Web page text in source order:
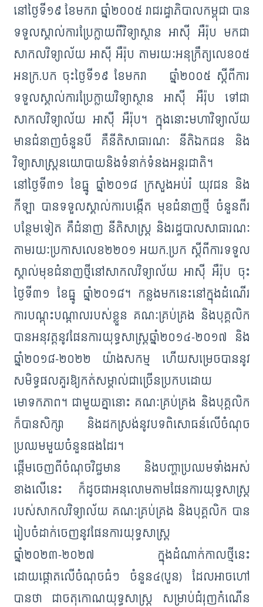
នៅថ្ងៃទី១៩ ខែមករា ឆ្នាំ២០០៥ រាជរដ្ឋាភិបាលកម្ពុជា បាន
ទទួលស្គាល់ការប្រែក្លាយពីវិទ្យាស្ថាន អាស៊ី អឺរ៉ុប មកជា
សាកលវិទ្យាល័យ អាស៊ី អឺរ៉ុប តាមរយៈអនុក្រឹត្យលេខ០៥
អនក្រ.បក ចុះថ្ងៃទី១៩ ខែមករា ឆ្នាំ២០០៥ ស្ដីពីការ
ទទួលស្គាល់ការប្រែក្លាយវិទ្យាស្ថាន អាស៊ី អឺរ៉ុប ទៅជា
សាកលវិទ្យាល័យ អាស៊ី អឺរ៉ុប។ ក្នុងនោះមហាវិទ្យាល័យ
មានជំនាញចំនួនបី គឺនីតិសាធារណៈ នីតិឯកជន និង
វិទ្យាសាស្ដ្រនយោបាយនិងទំនាក់ទំនងអន្ដរជាតិ។
នៅថ្ងៃទី៣១ ខែធ្នូ ឆ្នាំ២០១៨ ក្រសួងអប់រំ យុវជន និង
កីឡា បានទទួលស្គាល់ការបង្កើត មុខជំនាញថ្មី ចំនួនពីរ
បន្ថែមទៀត គឺជំនាញ នីតិសាស្រ្ត និងរដ្ឋបាលសាធារណៈ
តាមរយៈប្រកាសលេខ២២០១ អយក.ប្រក ស្ដីពីការទទួល
ស្គាល់មុខជំនាញថ្មីនៅសាកលវិទ្យាល័យ អាស៊ី អឺរ៉ុប ចុះ
ថ្ងៃទី៣១ ខែធ្នូ ឆ្នាំ២០១៨។ កន្លងមកនេះនៅក្នុងដំណើរ
ការបណ្តុះបណ្តាលរបស់ខ្លួន គណៈគ្រប់គ្រង និងបុគ្គលិក
បានអនុវត្តនូវផែនការយុទ្ធសាស្ត្រឆ្នាំ២០១៤-២០១៧ និង
ឆ្នាំ២០១៨-២០២២ យ៉ាងសកម្ម ហើយសម្រេចបាននូវ
សមិទ្ធផលគួរឱ្យកត់សម្គាល់ជាច្រើនប្រកបដោយ
មោទកភាព។ ជាមួយគ្នានោះ គណៈគ្រប់គ្រង និងបុគ្គលិក
ក៏បានសិក្សា និងដកស្រង់នូវបទពិសោធន៍លើចំណុច
ប្រឈមមួយចំនួនផងដែរ។
ផ្តើមចេញពីចំណុចវិជ្ជមាន និងបញ្ហាប្រឈមទាំងអស់
ខាងលើនេះ ក៏ដូចជាអនុលោមតាមផែនការយុទ្ធសាស្ត្រ
របស់សាកលវិទ្យាល័យ គណៈគ្រប់គ្រង និងបុគ្គលិក បាន
រៀបចំដាក់ចេញនូវផែនការយុទ្ធសាស្ត្រ
ឆ្នាំ២០២៣-២០២៧ ក្នុងដំណាក់កាលថ្មីនេះ
ដោយផ្តោតលើចំណុចធំៗ ចំនួន៤(បួន) ដែលអាចហៅ
បានថា ជាចតុកោណយុទ្ធសាស្ត្រ សម្រាប់ជំរុញកំណើន